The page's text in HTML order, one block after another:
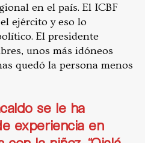
en el país. El ICBF
ejército y eso lo
El presidente
unos más idóneos
quedó la persona menos
se le ha
experiencia en